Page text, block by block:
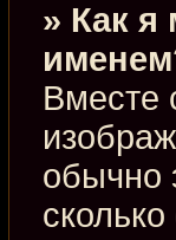
» Как я
Вместе
обычно